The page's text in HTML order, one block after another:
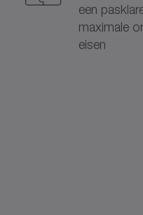
een
maximale
eisen